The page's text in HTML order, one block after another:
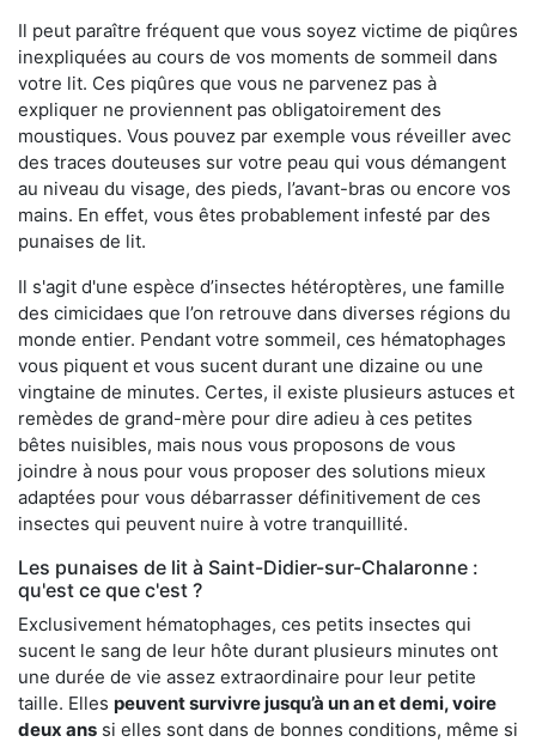
Il peut paraître fréquent que vous soyez victime de piqûres
inexpliquées au cours de vos moments de sommeil dans
votre lit. Ces piqûres que vous ne parvenez pas à
expliquer ne proviennent pas obligatoirement des
moustiques. Vous pouvez par exemple vous réveiller avec
des traces douteuses sur votre peau qui vous démangent
au niveau du visage, des pieds, l’avant-bras ou encore vos
mains. En effet, vous êtes probablement infesté par des
punaises de lit.
Il s'agit d'une espèce d’insectes hétéroptères, une famille
des cimicidaes que l’on retrouve dans diverses régions du
monde entier. Pendant votre sommeil, ces hématophages
vous piquent et vous sucent durant une dizaine ou une
vingtaine de minutes. Certes, il existe plusieurs astuces et
remèdes de grand-mère pour dire adieu à ces petites
bêtes nuisibles, mais nous vous proposons de vous
joindre à nous pour vous proposer des solutions mieux
adaptées pour vous débarrasser définitivement de ces
insectes qui peuvent nuire à votre tranquillité.
Les punaises de lit à Saint-Didier-sur-Chalaronne :
qu'est ce que c'est ?
Exclusivement hématophages, ces petits insectes qui
sucent le sang de leur hôte durant plusieurs minutes ont
une durée de vie assez extraordinaire pour leur petite
taille. Elles peuvent survivre jusqu’à un an et demi, voire
deux ans si elles sont dans de bonnes conditions, même si